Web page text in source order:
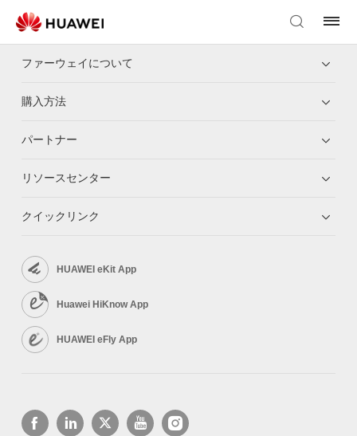
ファーウェイについて
購入方法
パートナー
リソースセンター
クイックリンク
HUAWEI eKit App
Huawei HiKnow App
HUAWEI eFly App